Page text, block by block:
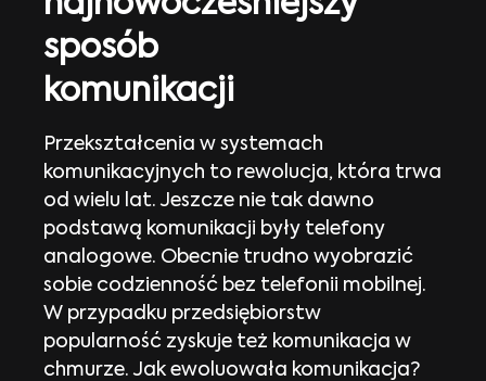
sposób
komunikacji
Przekształcenia w systemach
komunikacyjnych to rewolucja, która trwa
od wielu lat. Jeszcze nie tak dawno
podstawą komunikacji były telefony
analogowe. Obecnie trudno wyobrazić
sobie codzienność bez telefonii mobilnej.
W przypadku przedsiębiorstw
popularność zyskuje też komunikacja w
chmurze. Jak ewoluowała komunikacja?